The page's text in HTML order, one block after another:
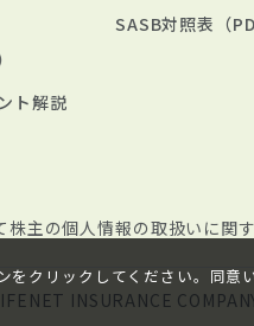
リックしてください。同
ト解説
SASB対照表（
株主の個人情報の取扱いに関
INSURANCE